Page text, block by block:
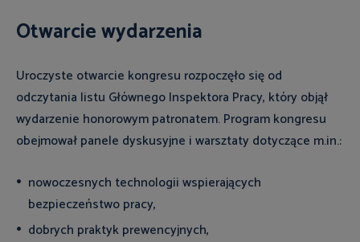
Otwarcie wydarzenia
Uroczyste otwarcie kongresu rozpoczęło się od
odczytania listu Głównego Inspektora Pracy, który objął
wydarzenie honorowym patronatem. Program kongresu
obejmował panele dyskusyjne i warsztaty dotyczące m.in.:
nowoczesnych technologii wspierających
bezpieczeństwo pracy,
dobrych praktyk prewencyjnych,